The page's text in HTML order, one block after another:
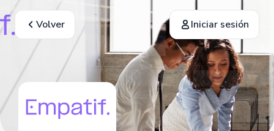
Volver Iniciar sesión